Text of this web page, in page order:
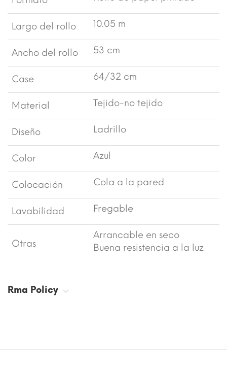
Largo del rollo 10.05 m
Ancho del rollo 53 cm
Case 64/32 cm
Material Tejido-no tejido
Diseño Ladrillo
Color Azul
Colocación Cola a la pared
Lavabilidad Fregable
Otras
Arrancable en seco
Buena resistencia a la luz
Rma Policy